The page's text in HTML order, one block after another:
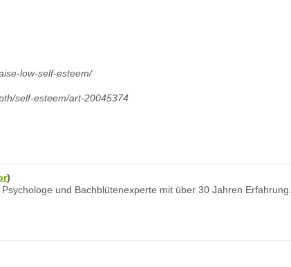
low-self-esteem/
self-esteem/art-20045374
)
und Bachblütenexperte mit über 30 Jahren Erfahrung.